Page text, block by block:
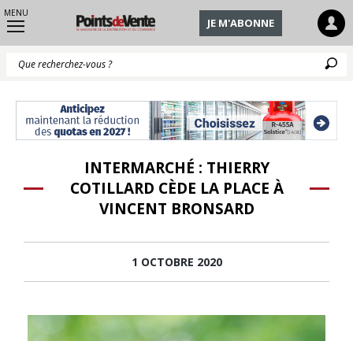
MENU
JE M'ABONNE
INTERMARCHÉ : THIERRY
COTILLARD CÈDE LA PLACE À
VINCENT BRONSARD
1 OCTOBRE 2020